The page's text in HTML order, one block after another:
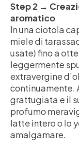
Step 2 →
aromatico
In una ciotola
miele di
usate) fino a
leggermente
extravergine
continuamente.
grattugiata e il
profumo
latte intero o lo
amalgamare.